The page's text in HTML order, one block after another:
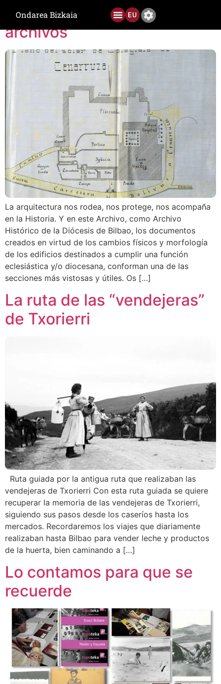
Ondarea Bizkaia EU
Etiqueta: DERIO
La arquitectura en los
archivos
La arquitectura nos rodea, nos protege, nos acompaña
en la Historia. Y en este Archivo, como Archivo
Histórico de la Diócesis de Bilbao, los documentos
creados en virtud de los cambios físicos y morfología
de los edificios destinados a cumplir una función
eclesiástica y/o diocesana, conforman una de las
secciones más vistosas y útiles. Os […]
La ruta de las “vendejeras”
de Txorierri
Ruta guiada por la antigua ruta que realizaban las
vendejeras de Txorierri Con esta ruta guiada se quiere
recuperar la memoria de las vendejeras de Txorierri,
siguiendo sus pasos desde los caseríos hasta los
mercados. Recordaremos los viajes que diariamente
realizaban hasta Bilbao para vender leche y productos
de la huerta, bien caminando a […]
Lo contamos para que se
recuerde